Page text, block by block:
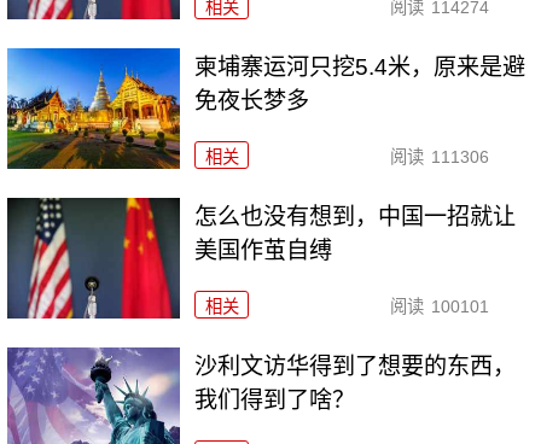
相关 阅读 114274
柬埔寨运河只挖5.4米，原来是避
免夜长梦多
相关 阅读 111306
怎么也没有想到，中国一招就让
美国作茧自缚
相关 阅读 100101
沙利文访华得到了想要的东西，
我们得到了啥？